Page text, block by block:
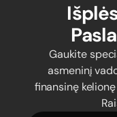
Gaukite
asmeninį
finansinę